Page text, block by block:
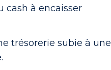
cash à encaisser
trésorerie subie à une